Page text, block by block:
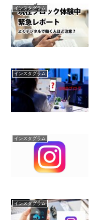
インスタグラム
インスタグラム
インスタグラム
インスタグラム